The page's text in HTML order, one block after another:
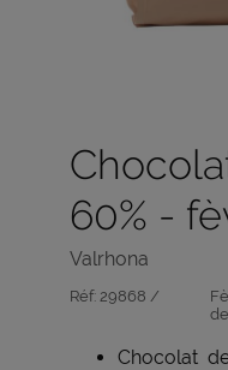
60% -
Valrhona
Réf: 29868 /
Chocolat